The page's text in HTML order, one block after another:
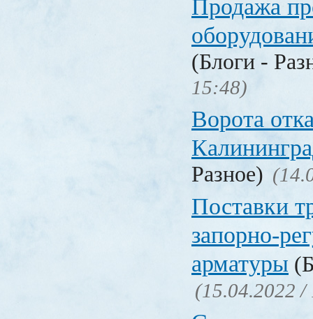
Продажа
(Блоги -
15:48)
Ворота
Разное)
Поставки
запорно-
арматуры
(15.04.2022 /